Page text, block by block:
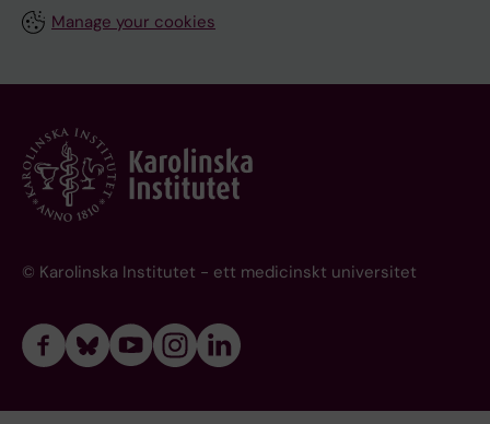
Manage your cookies
© Karolinska Institutet - ett medicinskt universitet